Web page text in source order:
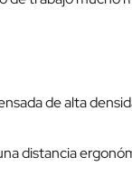
de alta
distancia